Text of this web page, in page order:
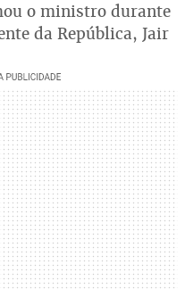
o ministro durante
da República, Jair